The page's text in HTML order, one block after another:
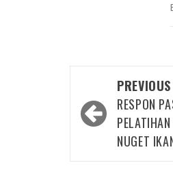
navigation
PREVIOUS
RESPON
NUGET